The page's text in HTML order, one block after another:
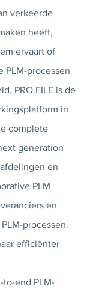
verkeerde
heeft,
ervaart of
PLM-processen
PRO.FILE is de
in
complete
generation
en
PLM
en
processen.
efficiënter
to-end PLM-